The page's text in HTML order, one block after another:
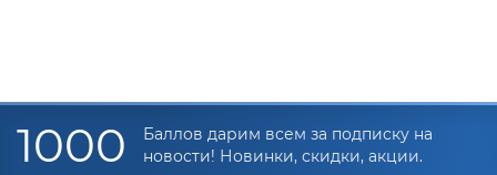
1000
Баллов дарим всем за подписку на
новости! Новинки, скидки, акции.